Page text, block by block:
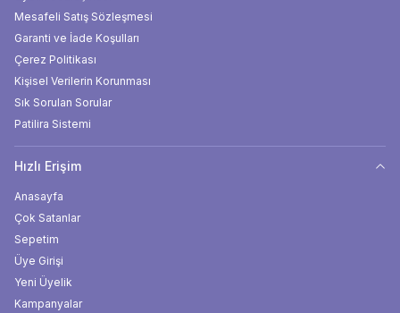
Mesafeli Satış Sözleşmesi
Garanti ve İade Koşulları
Çerez Politikası
Kişisel Verilerin Korunması
Sık Sorulan Sorular
Patilira Sistemi
Hızlı Erişim
Anasayfa
Çok Satanlar
Sepetim
Üye Girişi
Yeni Üyelik
Kampanyalar